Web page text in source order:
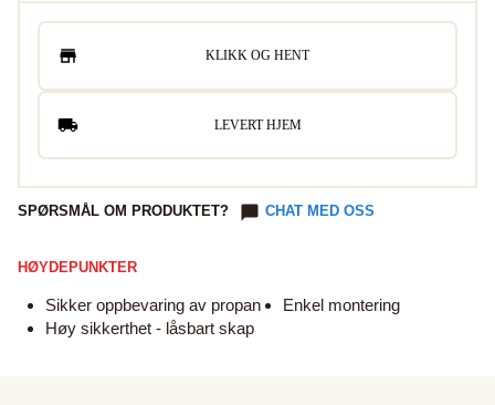
KLIKK OG HENT
LEVERT HJEM
SPØRSMÅL OM PRODUKTET? CHAT MED OSS
HØYDEPUNKTER
Sikker oppbevaring av propan
Høy sikkerthet - låsbart skap
Enkel montering